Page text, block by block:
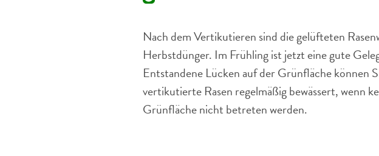
Nach dem Vertikutieren sind die gelüfteten
Herbstdünger. Im Frühling ist jetzt eine gute
Entstandene Lücken auf der Grünfläche können
vertikutierte Rasen regelmäßig bewässert, wenn
Grünfläche nicht betreten werden.